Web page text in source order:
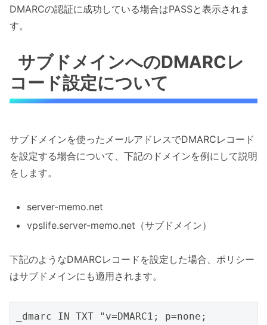
DMARCの認証に成功している場合はPASSと表示されま
す。
サブドメインへのDMARCレ
コード設定について
サブドメインを使ったメールアドレスでDMARCレコード
を設定する場合について、下記のドメインを例にして説明
をします。
server-memo.net
vpslife.server-memo.net（サブドメイン）
下記のようなDMARCレコードを設定した場合、ポリシー
はサブドメインにも適用されます。
_dmarc IN TXT "v=DMARC1; p=none;